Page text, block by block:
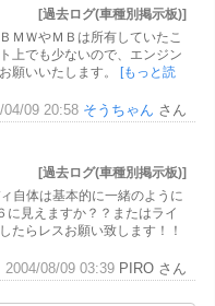
[過去ログ(車種別掲示板)]
ＭＷやＭＢは所有していたこ
上でも少ないので、エンジン
願いいたします。
[もっと読
04/09 20:58 そうちゃん さん
[過去ログ(車種別掲示板)]
自体は基本的に一緒のように
に見えますか？？またはライ
たらレスお願い致します！！
2004/08/09 03:39 PIRO さん